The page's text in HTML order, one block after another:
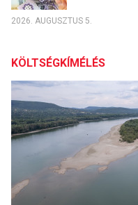
2026. AUGUSZTUS 5.
KÖLTSÉGKÍMÉLÉS